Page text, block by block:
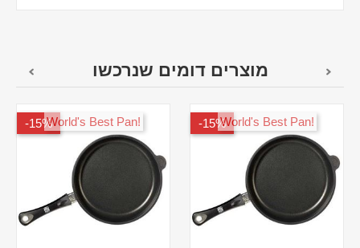
מוצרים דומים שנרכשו
15%- !World's Best Pan
15%- !World's Best Pan